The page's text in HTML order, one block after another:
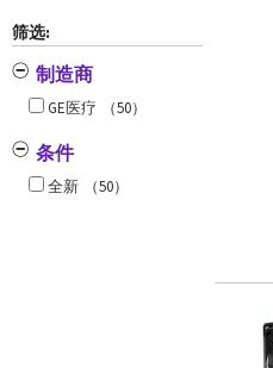
筛选:
制造商
GE医疗 （50）
条件
全新 （50）